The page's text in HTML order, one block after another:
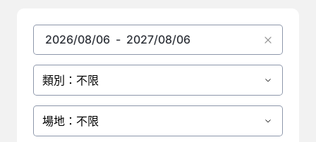
類別：不限
場地：不限